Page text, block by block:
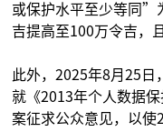
或保护水平至少等同”
吉提高至100万令吉，
此外，2025年8月25日
就《2013年个人数据
案征求公众意见，以